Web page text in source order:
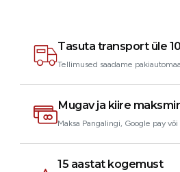
Tasuta transport üle
Tellimused saadame
Mugav ja kiire
Maksa Pangalingi, Google pay
15 aastat kogemust